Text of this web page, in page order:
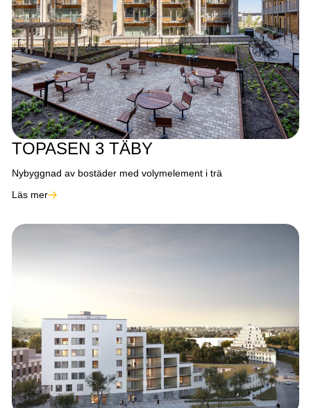
TOPASEN 3 TÄBY
Nybyggnad av bostäder med volymelement i trä
Läs mer